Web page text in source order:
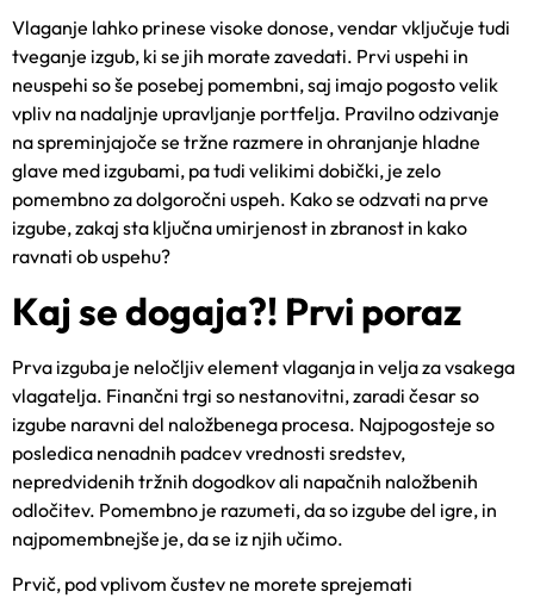
Vlaganje lahko prinese visoke donose, vendar vključuje tudi
tveganje izgub, ki se jih morate zavedati. Prvi uspehi in
neuspehi so še posebej pomembni, saj imajo pogosto velik
vpliv na nadaljnje upravljanje portfelja. Pravilno odzivanje
na spreminjajoče se tržne razmere in ohranjanje hladne
glave med izgubami, pa tudi velikimi dobički, je zelo
pomembno za dolgoročni uspeh. Kako se odzvati na prve
izgube, zakaj sta ključna umirjenost in zbranost in kako
ravnati ob uspehu?
Kaj se dogaja?! Prvi poraz
Prva izguba je neločljiv element vlaganja in velja za vsakega
vlagatelja. Finančni trgi so nestanovitni, zaradi česar so
izgube naravni del naložbenega procesa. Najpogosteje so
posledica nenadnih padcev vrednosti sredstev,
nepredvidenih tržnih dogodkov ali napačnih naložbenih
odločitev. Pomembno je razumeti, da so izgube del igre, in
najpomembnejše je, da se iz njih učimo.
Prvič, pod vplivom čustev ne morete sprejemati